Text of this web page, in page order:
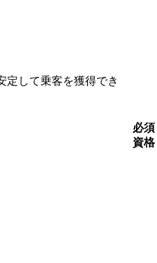
定して乗客を獲得でき
必須
資格